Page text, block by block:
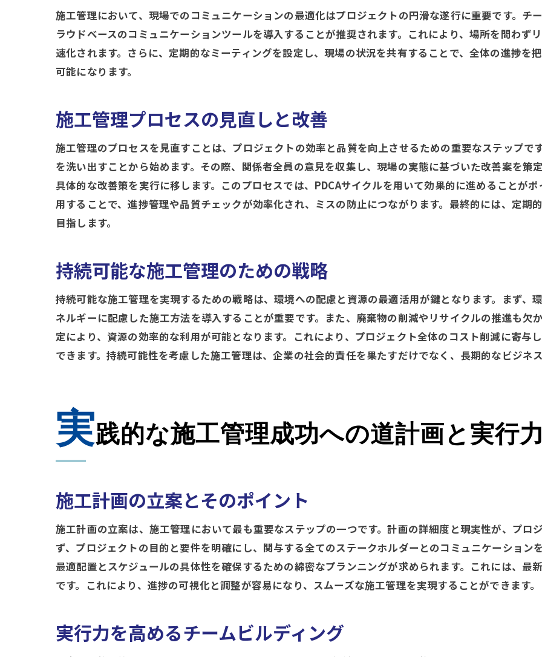
実際の現場から得た教訓
成功事例に学ぶ継続的改善
施工管理の現場におけるチームワークの強化
コミュニケーションの課題とその解決策
実践的な問題解決スキルの研磨
現場でのフィードバック活用法
計画と実行のギャップを埋める方法
事前準備の重要性とその手法
計画策定におけるステークホルダーの役割
現場に適した計画のカスタマイズ
計画と実行のシームレスな統合
現場のニーズに応じた柔軟な調整
施工管理において、現場でのコミュニケーションの最適化はプロジェクトの円滑な遂行に重要です。チ
ラウドベースのコミュニケーションツールを導入することが推奨されます。これにより、場所を問わず
速化されます。さらに、定期的なミーティングを設定し、現場の状況を共有することで、全体の進捗を
可能になります。
施工管理プロセスの見直しと改善
施工管理のプロセスを見直すことは、プロジェクトの効率と品質を向上させるための重要なステップで
を洗い出すことから始めます。その際、関係者全員の意見を収集し、現場の実態に基づいた改善案を策
具体的な改善策を実行に移します。このプロセスでは、PDCAサイクルを用いて効果的に進めることが
用することで、進捗管理や品質チェックが効率化され、ミスの防止につながります。最終的には、定期
目指します。
持続可能な施工管理のための戦略
持続可能な施工管理を実現するための戦略は、環境への配慮と資源の最適活用が鍵となります。まず、
ネルギーに配慮した施工方法を導入することが重要です。また、廃棄物の削減やリサイクルの推進も欠
定により、資源の効率的な利用が可能となります。これにより、プロジェクト全体のコスト削減に寄与
できます。持続可能性を考慮した施工管理は、企業の社会的責任を果たすだけでなく、長期的なビジネ
実践的な施工管理成功への道計画と実行
施工計画の立案とそのポイント
施工計画の立案は、施工管理において最も重要なステップの一つです。計画の詳細度と現実性が、プロ
ず、プロジェクトの目的と要件を明確にし、関与する全てのステークホルダーとのコミュニケーション
最適配置とスケジュールの具体性を確保するための綿密なプランニングが求められます。これには、最
です。これにより、進捗の可視化と調整が容易になり、スムーズな施工管理を実現することができます。
実行力を高めるチームビルディング